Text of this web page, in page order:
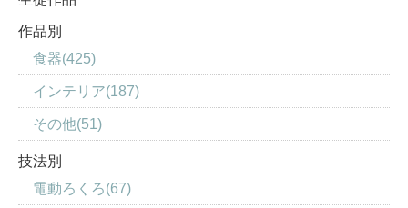
作品別
食器(425)
インテリア(187)
その他(51)
技法別
電動ろくろ(67)